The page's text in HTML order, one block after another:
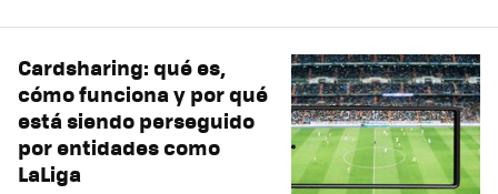
Cardsharing: qué es,
cómo funciona y por qué
está siendo perseguido
por entidades como
LaLiga